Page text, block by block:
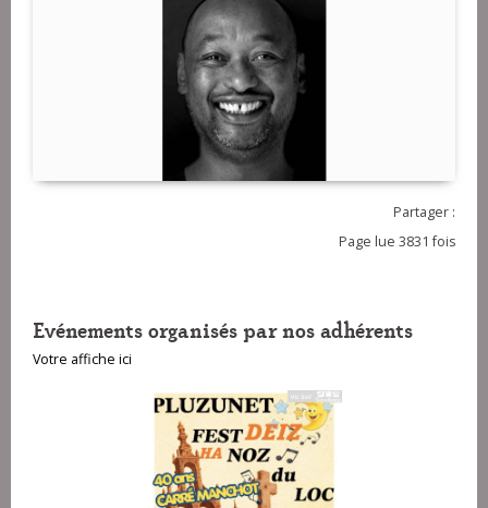
Partager :
Page lue 3831 fois
Evénements organisés par nos adhérents
Votre affiche ici